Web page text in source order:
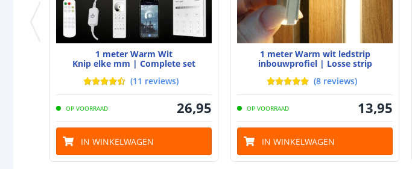
1 meter Warm Wit
Knip elke mm | Complete set
(11 reviews)
OP VOORRAAD 26,95
IN WINKELWAGEN
1 meter Warm wit ledstrip
inbouwprofiel | Losse strip
(8 reviews)
OP VOORRAAD 13,95
IN WINKELWAGEN